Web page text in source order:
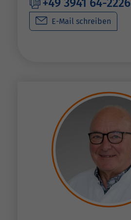
+49 3941 64-2226
E-Mail schreiben